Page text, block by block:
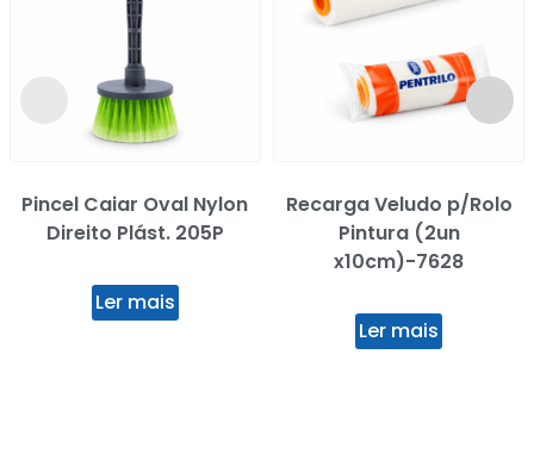
Pincel Caiar Oval Nylon
Direito Plást. 205P
Ler mais
Recarga Veludo p/Rolo
Pintura (2un
x10cm)-7628
Ler mais